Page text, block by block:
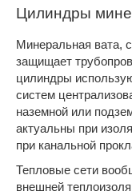
Цилиндры
Минеральная вата,
защищает
цилиндры
систем
наземной или
актуальны при
при канальной
Тепловые сети
внешней